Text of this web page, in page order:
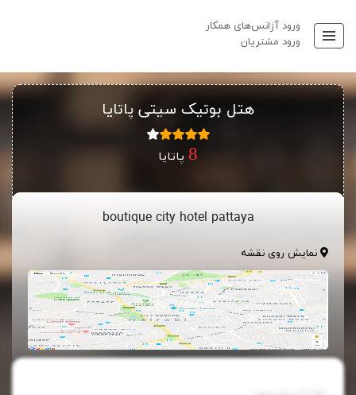
ورود آژانس‌های همکار
ورود مشتریان
هتل بوتیک سیتی پاتایا
پاتایا
boutique city hotel pattaya
نمایش روی نقشه